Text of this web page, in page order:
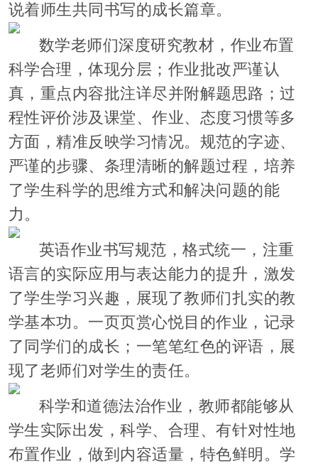
说着师生共同书写的成长篇章。
数学老师们深度研究教材，作业布置
科学合理，体现分层；作业批改严谨认
真，重点内容批注详尽并附解题思路；过
程性评价涉及课堂、作业、态度习惯等多
方面，精准反映学习情况。规范的字迹、
严谨的步骤、条理清晰的解题过程，培养
了学生科学的思维方式和解决问题的能
力。
英语作业书写规范，格式统一，注重
语言的实际应用与表达能力的提升，激发
了学生学习兴趣，展现了教师们扎实的教
学基本功。一页页赏心悦目的作业，记录
了同学们的成长；一笔笔红色的评语，展
现了老师们对学生的责任。
科学和道德法治作业，教师都能够从
学生实际出发，科学、合理、有针对性地
布置作业，做到内容适量，特色鲜明。学